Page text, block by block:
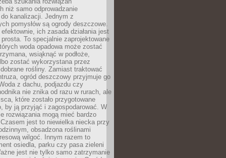
niż samo odprowadzanie
kanalizacji. Jednym z
pomysłów są ogrody deszczowe.
ich zasada działania jest
To specjalnie zaprojektowane
woda opadowa może zostać
wsiąknąć w podłoże,
zostać wykorzystana przez
rośliny. Zamiast traktować
ogród deszczowy przyjmuje go
z dachu, podjazdu czy
nie znika od razu w rurach, ale
które zostało przygotowane
by ją przyjąć i zagospodarować. W
rozwiązania mogą mieć bardzo
jest to niewielka niecka przy
obsadzona roślinami
wilgoć. Innym razem to
osiedla, parku czy pasa zieleni
jest nie tylko samo zatrzymanie